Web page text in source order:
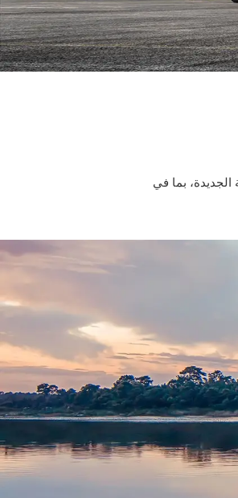
بما في